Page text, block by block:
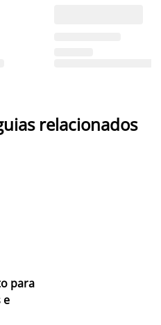
relacionados
para
e